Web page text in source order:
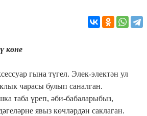
көне
гына түгел. Элек-электән ул
чарасы булып саналган.
таба үреп, әби-бабаларыбыз,
явыз көчләрдән саклаган.